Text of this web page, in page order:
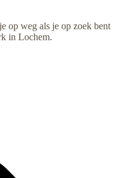
op weg als je op zoek bent
in Lochem.